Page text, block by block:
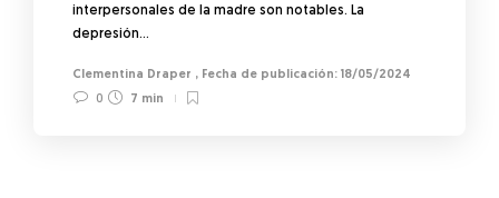
interpersonales de la madre son notables. La
depresión…
Clementina Draper ,
18/05/2024
0
7 min